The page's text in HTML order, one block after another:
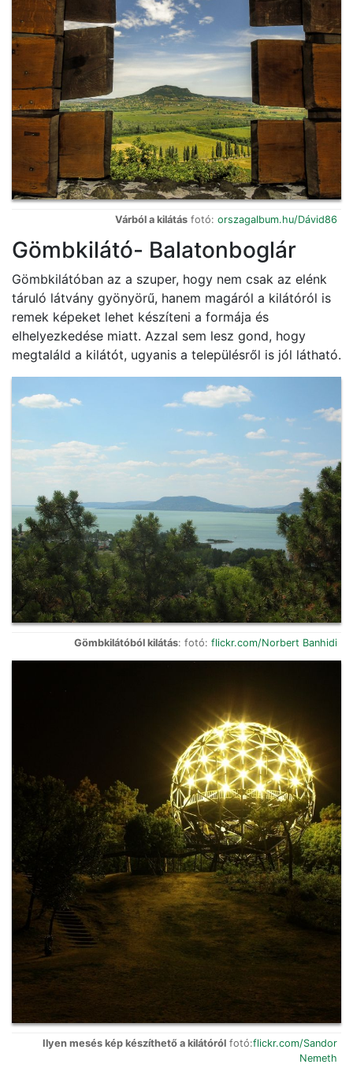
Várból a kilátás fotó: orszagalbum.hu/Dávid86
Gömbkilátó- Balatonboglár
Gömbkilátóban az a szuper, hogy nem csak az elénk
táruló látvány gyönyörű, hanem magáról a kilátóról is
remek képeket lehet készíteni a formája és
elhelyezkedése miatt. Azzal sem lesz gond, hogy
megtaláld a kilátót, ugyanis a településről is jól látható.
Gömbkilátóból kilátás: fotó: flickr.com/Norbert Banhidi
Ilyen mesés kép készíthető a kilátóról fotó:flickr.com/Sandor
Nemeth